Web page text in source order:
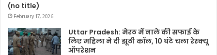
(no title)
February 17, 2026
Uttar Pradesh: मेरठ में नाले की सफाई के
लिए महिला ने दी झूठी कॉल, 10 घंटे चला रेस्क्यू
ऑपरेशन